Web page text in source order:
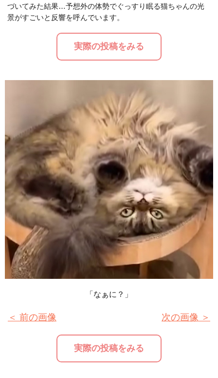
M
づいてみた結果…予想外の体勢でぐっすり眠る猫ちゃんの光
景がすごいと反響を呼んでいます。
実際の投稿をみる
「なぁに？」
＜ 前の画像
実際の投稿をみる
次の画像 ＞